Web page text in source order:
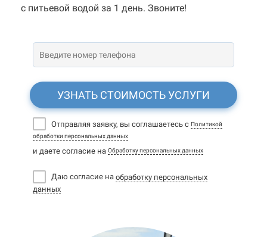
с питьевой водой за 1 день. Звоните!
УЗНАТЬ СТОИМОСТЬ УСЛУГИ
Отправляя заявку, вы соглашаетесь с Политикой
обработки персональных данных
и даете согласие на Обработку персональных данных
Даю согласие на обработку персональных
данных